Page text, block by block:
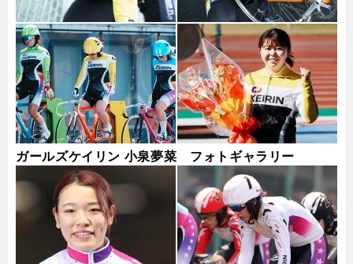
ガールズケイリン 小泉夢菜 フォトギャラリー